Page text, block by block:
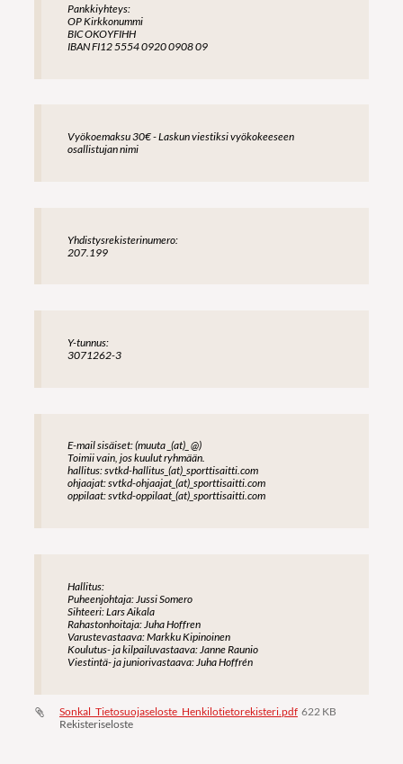
Pankkiyhteys:
OP Kirkkonummi
BIC OKOYFIHH
IBAN FI12 5554 0920 0908 09
Vyökoemaksu 30€ - Laskun viestiksi vyökokeeseen
osallistujan nimi
Yhdistysrekisterinumero:
207.199
Y-tunnus:
3071262-3
E-mail sisäiset: (muuta _(at)_ @)
Toimii vain, jos kuulut ryhmään.
hallitus: svtkd-hallitus_(at)_sporttisaitti.com
ohjaajat: svtkd-ohjaajat_(at)_sporttisaitti.com
oppilaat: svtkd-oppilaat_(at)_sporttisaitti.com
Hallitus:
Puheenjohtaja: Jussi Somero
Sihteeri: Lars Aikala
Rahastonhoitaja: Juha Hoffren
Varustevastaava: Markku Kipinoinen
Koulutus- ja kilpailuvastaava: Janne Raunio
Viestintä- ja juniorivastaava: Juha Hoffrén
Sonkal_Tietosuojaseloste_Henkilotietorekisteri.pdf 622 KB
Rekisteriseloste